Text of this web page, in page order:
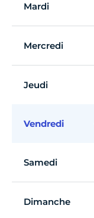
Mardi
Mercredi
Jeudi
Vendredi
Samedi
Dimanche